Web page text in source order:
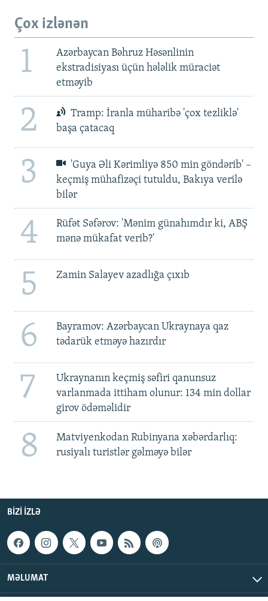
Çox izlənən
1
Azərbaycan Bəhruz Həsənlinin
ekstradisiyası üçün hələlik müraciət
etməyib
2
Tramp: İranla müharibə 'çox tezliklə'
başa çatacaq
3
'Guya Əli Kərimliyə 850 min göndərib' –
keçmiş mühafizəçi tutuldu, Bakıya verilə
bilər
4
Rüfət Səfərov: 'Mənim günahımdır ki, ABŞ
mənə mükafat verib?'
5 Zamin Salayev azadlığa çıxıb
6
Bayramov: Azərbaycan Ukraynaya qaz
tədarük etməyə hazırdır
7
Ukraynanın keçmiş səfiri qanunsuz
varlanmada ittiham olunur: 134 min dollar
girov ödəməlidir
8
Matviyenkodan Rubinyana xəbərdarlıq:
rusiyalı turistlər gəlməyə bilər
BIZI IZLƏ
MƏLUMAT